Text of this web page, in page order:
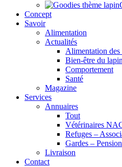
Concept
Savoir
Alimentation
Actualités
Alimentation des
Bien-être du
Comportement
Santé
Magazine
Services
Annuaires
Tout
Vétérinaires
Refuges –
Gardes –
Livraison
Contact